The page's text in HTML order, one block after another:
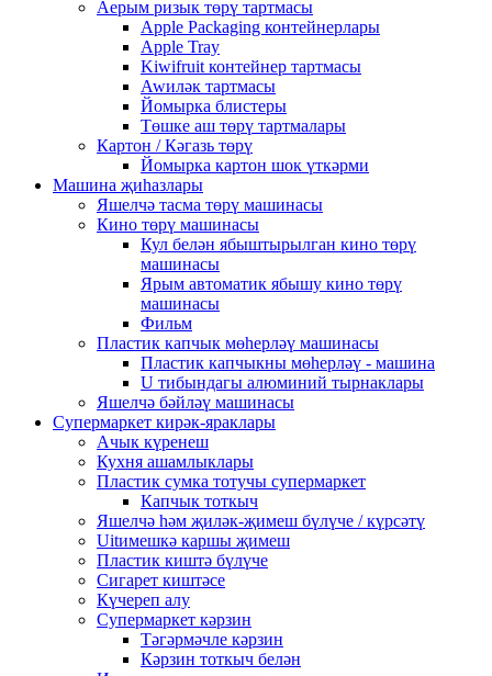
Аерым ризык төрү тартмасы
Apple Packaging контейнерлары
Apple Tray
Kiwifruit контейнер тартмасы
Awиләк тартмасы
Йомырка блистеры
Төшке аш төрү тартмалары
Картон / Кәгазь төрү
Йомырка картон шок үткәрми
Машина җиһазлары
Яшелчә тасма төрү машинасы
Кино төрү машинасы
Кул белән ябыштырылган кино төрү
машинасы
Ярым автоматик ябышу кино төрү
машинасы
Фильм
Пластик капчык мөһерләү машинасы
Пластик капчыкны мөһерләү - машина
U тибындагы алюминий тырнаклары
Яшелчә бәйләү машинасы
Супермаркет кирәк-яраклары
Ачык күренеш
Кухня ашамлыклары
Пластик сумка тотучы супермаркет
Капчык тоткыч
Яшелчә һәм җиләк-җимеш бүлүче / күрсәтү
Uitимешкә каршы җимеш
Пластик киштә бүлүче
Сигарет киштәсе
Күчереп алу
Супермаркет кәрзин
Тәгәрмәчле кәрзин
Кәрзин тоткыч белән